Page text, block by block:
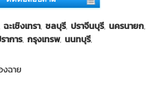
ฉะเชิงเทรา, ชลบุรี, ปราจีนบุรี, นครนายก,
าการ, กรุงเทรพ, นนทบุรี,
งฉาย